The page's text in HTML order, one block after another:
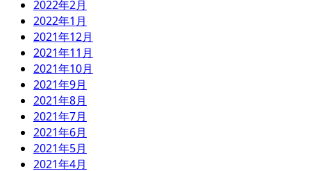
2022年2月
2022年1月
2021年12月
2021年11月
2021年10月
2021年9月
2021年8月
2021年7月
2021年6月
2021年5月
2021年4月